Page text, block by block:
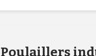
Poulaillers